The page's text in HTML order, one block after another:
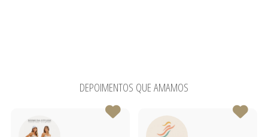
DEPOIMENTOS QUE AMAMOS